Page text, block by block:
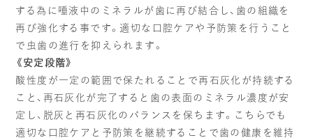
する為に唾液中のミネラルが歯に再び結合し、歯の組織を
再び強化する事です。適切な口腔ケアや予防策を行うこと
で虫歯の進行を抑えられます。
《安定段階》
酸性度が一定の範囲で保たれることで再石灰化が持続する
こと、再石灰化が完了すると歯の表面のミネラル濃度が安
定し、脱灰と再石灰化のバランスを保ちます。こちらでも
適切な口腔ケアと予防策を継続することで歯の健康を維持